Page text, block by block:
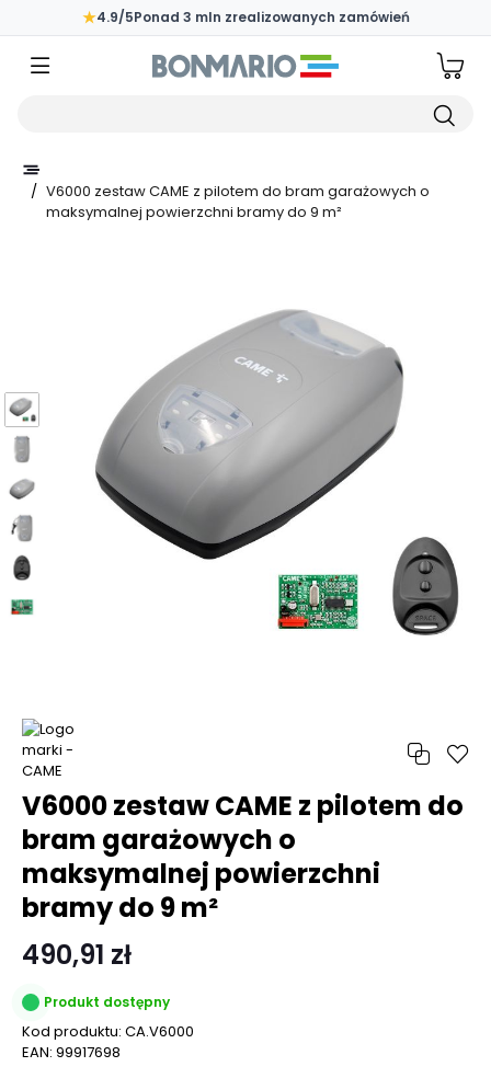
Przejdź do głównej zawartości strony
★4.9/5Ponad 3 mln zrealizowanych zamówień
/ V6000 zestaw CAME z pilotem do bram garażowych o
maksymalnej powierzchni bramy do 9 m²
V6000 zestaw CAME z pilotem do
bram garażowych o
maksymalnej powierzchni
bramy do 9 m²
490,91 zł
Produkt dostępny
Kod produktu: CA.V6000
EAN: 99917698